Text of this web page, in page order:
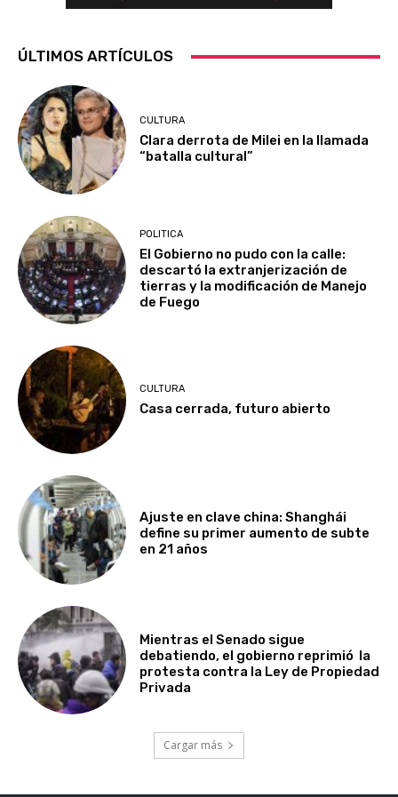
ÚLTIMOS ARTÍCULOS
CULTURA
Clara derrota de Milei en la llamada
“batalla cultural”
POLITICA
El Gobierno no pudo con la calle:
descartó la extranjerización de
tierras y la modificación de Manejo
de Fuego
CULTURA
Casa cerrada, futuro abierto
Ajuste en clave china: Shanghái
define su primer aumento de subte
en 21 años
Mientras el Senado sigue
debatiendo, el gobierno reprimió la
protesta contra la Ley de Propiedad
Privada
Cargar más